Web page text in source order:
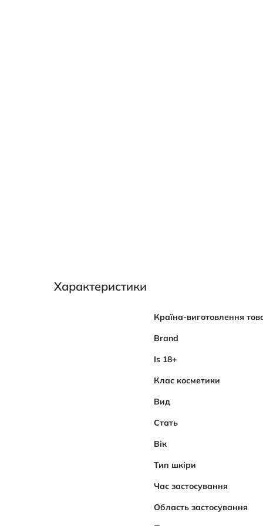
Характеристики
Характеристики
Країна-виготовлення
Brand
Is 18+
Клас косметики
Вид
Стать
Вік
Тип шкіри
Час застосування
Область застосування